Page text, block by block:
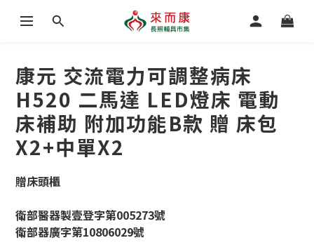
康元 交流電力可調整病床
H520 二馬達 LED燈床 電動
床補助 附加功能B款 贈 床包
X2+中單X2
贈床頭櫃
衛部醫器製壹登字第005273號
衛部器廣字第10806029號